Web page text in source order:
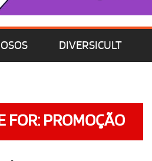
DIVERSICULT
EU QUERO!
FOR: PROMOÇÃO